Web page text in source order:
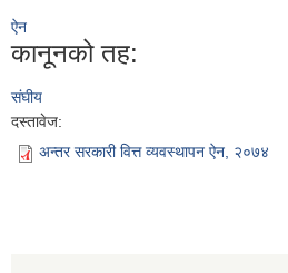
ऐन
कानूनको तह:
संघीय
दस्तावेज:
अन्तर सरकारी वित्त व्यवस्थापन ऐन, २०७४